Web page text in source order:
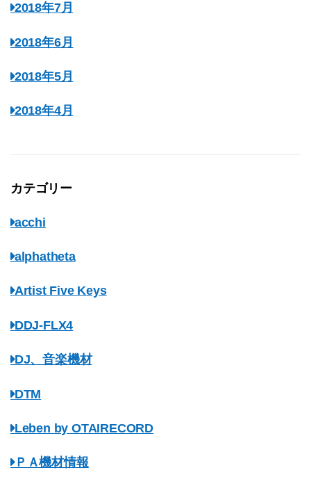
2018年7月
2018年6月
2018年5月
2018年4月
カテゴリー
acchi
alphatheta
Artist Five Keys
DDJ-FLX4
DJ、音楽機材
DTM
Leben by OTAIRECORD
ＰＡ機材情報